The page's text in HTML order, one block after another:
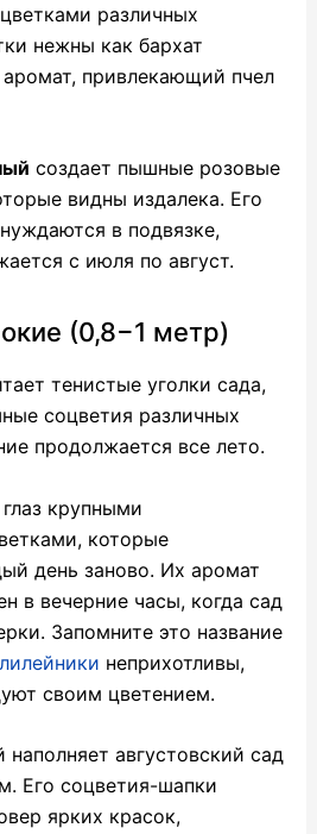
различных
нежны как бархат
привлекающий пчел
создает пышные розовые
видны издалека. Его
в подвязке,
с июля по август.
(0,8−1 метр)
тенистые уголки сада,
соцветия различных
продолжается все лето.
крупными
которые
день заново. Их аромат
в вечерние часы, когда сад
Запомните это название
лилейники неприхотливы,
своим цветением.
августовский сад
Его соцветия-шапки
ярких красок,